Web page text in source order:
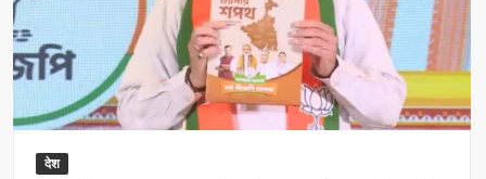
जेन
सीजी
डायल-112
सेवा’
और
देश